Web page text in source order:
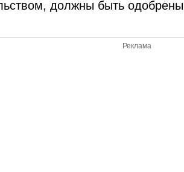
должны быть
Реклама